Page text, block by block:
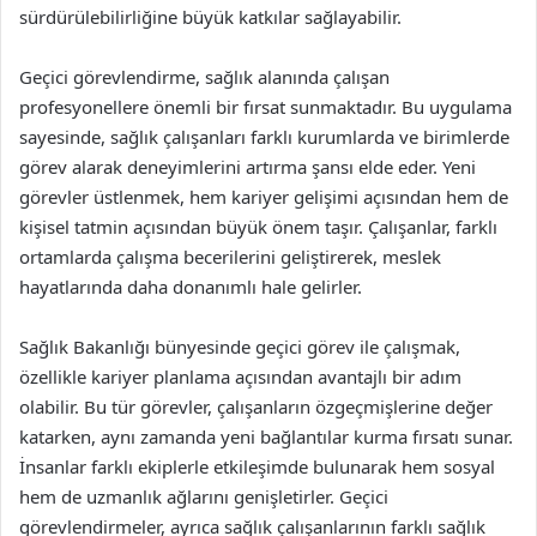
sürdürülebilirliğine büyük katkılar sağlayabilir.
Geçici görevlendirme, sağlık alanında çalışan
profesyonellere önemli bir fırsat sunmaktadır. Bu uygulama
sayesinde, sağlık çalışanları farklı kurumlarda ve birimlerde
görev alarak deneyimlerini artırma şansı elde eder. Yeni
görevler üstlenmek, hem kariyer gelişimi açısından hem de
kişisel tatmin açısından büyük önem taşır. Çalışanlar, farklı
ortamlarda çalışma becerilerini geliştirerek, meslek
hayatlarında daha donanımlı hale gelirler.
Sağlık Bakanlığı bünyesinde geçici görev ile çalışmak,
özellikle kariyer planlama açısından avantajlı bir adım
olabilir. Bu tür görevler, çalışanların özgeçmişlerine değer
katarken, aynı zamanda yeni bağlantılar kurma fırsatı sunar.
İnsanlar farklı ekiplerle etkileşimde bulunarak hem sosyal
hem de uzmanlık ağlarını genişletirler. Geçici
görevlendirmeler, ayrıca sağlık çalışanlarının farklı sağlık